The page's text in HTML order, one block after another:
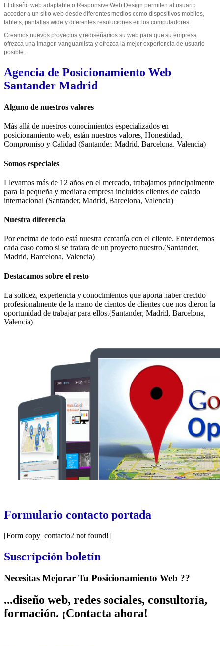
El diseño web adaptable o Responsive Web Design permiten al usuario
acceder a un sitio web desde diferentes medios como dispositivos mobiles,
tablets, pantallas wide y diferentes resoluciones en los computadores.
Creamos nuevos proyectos y rediseñamos su web para que su empresa
ofrezca una imagen vanguardista y ofrezca la mejor experiencia de usuario
posible.
Agencia de Posicionamiento Web
Santander Madrid
Alguno de nuestros valores
Más allá de nuestros conocimientos especializados en
posicionamiento web, están nuestros valores, Honestidad,
Compromiso y Calidad (Santander, Madrid, Barcelona, Valencia)
Somos especiales
Llevamos más de 12 años en el mercado, trabajamos principalmente
para la pequeña y mediana empresa incluidos clientes de calado
internacional (Santander, Madrid, Barcelona, Valencia)
Nuestra diferencia
Por encima de todo está nuestra cercanía con el cliente. Entendemos
cada caso como si se tratara de un proyecto nuestro.(Santander,
Madrid, Barcelona, Valencia)
Destacamos sobre el resto
La solidez, experiencia y conocimientos que aporta haber crecido
profesionalmente de la mano de cientos de clientes que nos dieron la
oportunidad de trabajar para ellos.(Santander, Madrid, Barcelona,
Valencia)
Formulario contacto portada
[Form copy_contacto2 not found!]
Suscrípción boletín
Necesitas Mejorar Tu Posicionamiento Web ??
...diseño web, redes sociales, consultoría,
formación. ¡Contacta ahora!